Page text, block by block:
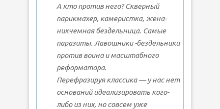
А кто против него? Скверный
парикмахер, камеристка, жена-
никчемная бездельница. Самые
паразиты. Лавошники -бездельники
против воина и масштабного
реформатора.
Перефразируя классика — у нас нет
оснований идеализировать кого-
либо из них, но совсем уже